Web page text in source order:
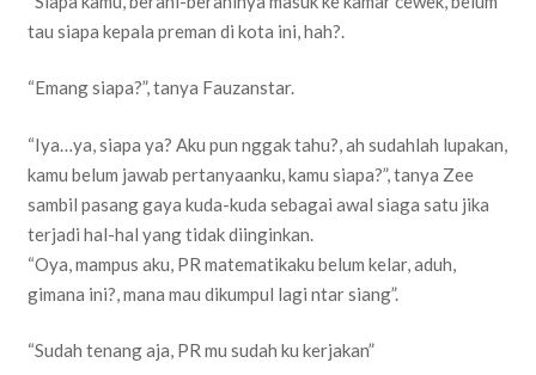
tau siapa kepala preman di kota ini, hah?.
“Emang siapa?”, tanya Fauzanstar.
“Iya…ya, siapa ya? Aku pun nggak tahu?, ah sudahlah lupakan,
kamu belum jawab pertanyaanku, kamu siapa?”, tanya Zee
sambil pasang gaya kuda-kuda sebagai awal siaga satu jika
terjadi hal-hal yang tidak diinginkan.
“Oya, mampus aku, PR matematikaku belum kelar, aduh,
gimana ini?, mana mau dikumpul lagi ntar siang”.
“Sudah tenang aja, PR mu sudah ku kerjakan”